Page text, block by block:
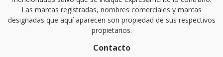
Las marcas registradas, nombres comerciales y marcas
designadas que aquí aparecen son propiedad de sus respectivos
propietarios.
Contacto